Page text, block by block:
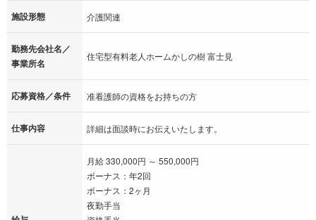
施設形態 介護関連
勤務先会社名／
事業所名
住宅型有料老人ホームかしの樹 富士見
応募資格／条件 准看護師の資格をお持ちの方
仕事内容 詳細は面談時にお伝えいたします。
月給 330,000円 ～ 550,000円
ボーナス：年2回
ボーナス：2ヶ月
夜勤手当